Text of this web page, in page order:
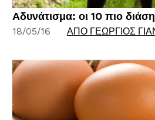
Αδυνάτισμα: οι 10 πιο
18/05/16 ΑΠΌ ΓΕΏΡΓΙΟΣ